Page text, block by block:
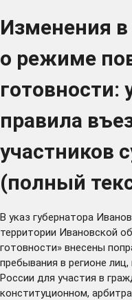
Изменения в
о режиме
готовности:
правила
участников
(полный
В указ губернатора
территории Ивановской
готовности» внесены
пребывания в регионе
России для участия в
конституционном,